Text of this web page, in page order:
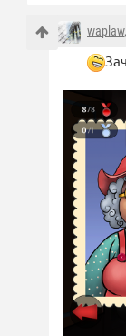
waplaw